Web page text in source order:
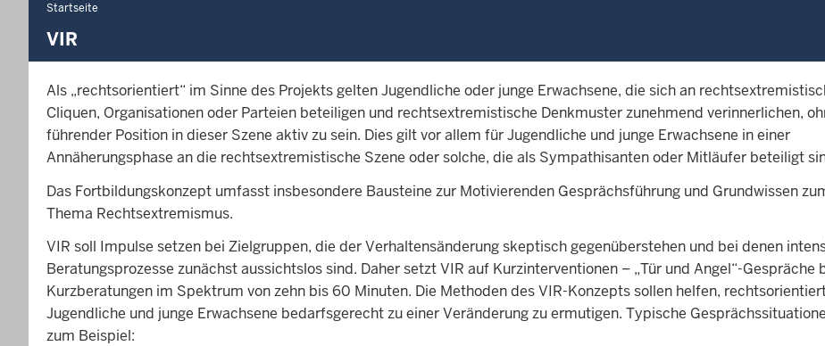
Sie
befinden
Startseite
VIR
Als „rechtsorientiert“ im Sinne des Projekts gelten Jugendliche oder junge Erwachsene, die sich an
Cliquen, Organisationen oder Parteien beteiligen und rechtsextremistische Denkmuster zunehmend verinnerlichen,
führender Position in dieser Szene aktiv zu sein. Dies gilt vor allem für Jugendliche und junge Erwachsene in einer
Annäherungsphase an die rechtsextremistische Szene oder solche, die als Sympathisanten oder Mitläufer beteiligt
Das Fortbildungskonzept umfasst insbesondere Bausteine zur Motivierenden Gesprächsführung und Grundwissen
Thema Rechtsextremismus.
VIR soll Impulse setzen bei Zielgruppen, die der Verhaltensänderung skeptisch gegenüberstehen und bei denen
Beratungsprozesse zunächst aussichtslos sind. Daher setzt VIR auf Kurzinterventionen – „Tür und Angel“-Gespräche
Kurzberatungen im Spektrum von zehn bis 60 Minuten. Die Methoden des VIR-Konzepts sollen helfen,
Jugendliche und junge Erwachsene bedarfsgerecht zu einer Veränderung zu ermutigen. Typische
zum Beispiel: